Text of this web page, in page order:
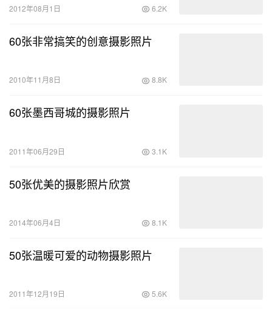
2012年08月1日 6.2K
60张非常搞笑的创意摄影照片
2010年11月8日 8.8K
60张墨西哥城的摄影照片
2011年06月29日 3.1K
50张优美的摄影照片欣赏
2014年06月4日 8.1K
50张温暖可爱的动物摄影照片
2011年12月19日 5.6K